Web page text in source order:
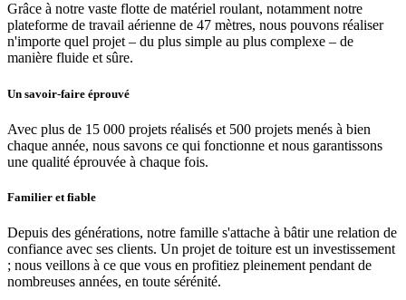
Grâce à notre vaste flotte de matériel roulant, notamment notre
plateforme de travail aérienne de 47 mètres, nous pouvons réaliser
n'importe quel projet – du plus simple au plus complexe – de
manière fluide et sûre.
Un savoir-faire éprouvé
Avec plus de 15 000 projets réalisés et 500 projets menés à bien
chaque année, nous savons ce qui fonctionne et nous garantissons
une qualité éprouvée à chaque fois.
Familier et fiable
Depuis des générations, notre famille s'attache à bâtir une relation de
confiance avec ses clients. Un projet de toiture est un investissement
; nous veillons à ce que vous en profitiez pleinement pendant de
nombreuses années, en toute sérénité.